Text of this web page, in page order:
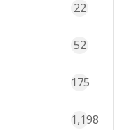
22
52
175
1,198